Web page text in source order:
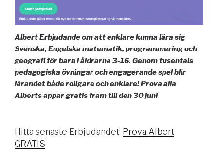
Albert Erbjudande om att enklare kunna lära sig
Svenska, Engelska matematik, programmering och
geografi för barn i åldrarna 3-16. Genom tusentals
pedagogiska övningar och engagerande spel blir
lärandet både roligare och enklare! Prova alla
Alberts appar gratis fram till den 30 juni
Hitta senaste Erbjudandet: Prova Albert
GRATIS